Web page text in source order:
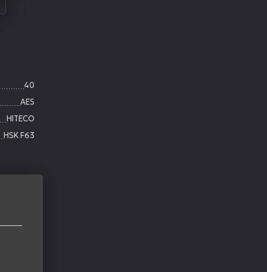
40
AES
HITECO
HSK F63